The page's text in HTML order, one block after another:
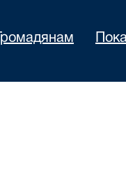
Громадянам